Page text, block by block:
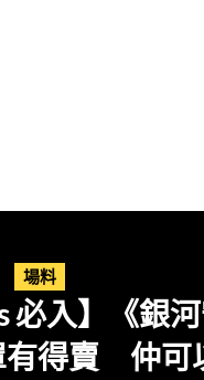
場料
必入】《銀
有得賣 仲可